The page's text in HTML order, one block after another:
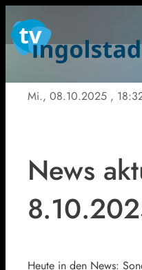
Mi., 08.10.2025 ,
News
Heute in den News: